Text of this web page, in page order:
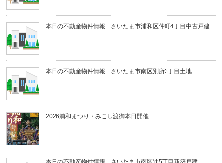
本日の不動産物件情報 さいたま市浦和区仲町4丁目中古戸建
本日の不動産物件情報 さいたま市南区別所3丁目土地
2026浦和まつり・みこし渡御本日開催
本日の不動産物件情報 さいたま市南区辻5丁目新築戸建